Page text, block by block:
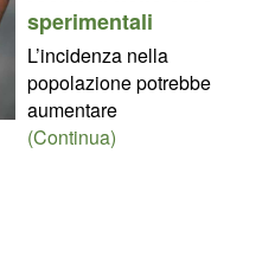
sperimentali
L’incidenza nella
popolazione potrebbe
aumentare
(Continua)